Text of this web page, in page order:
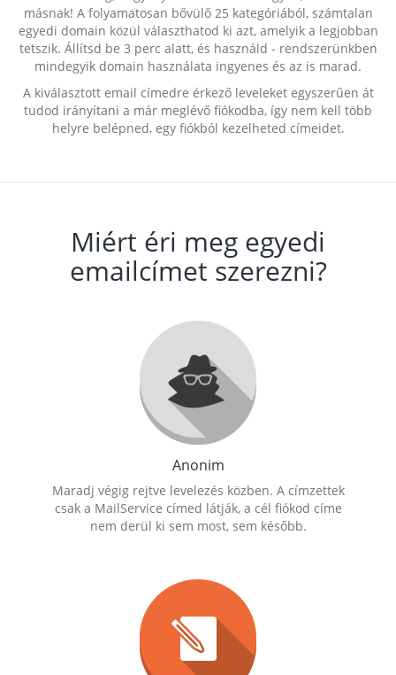
másnak! A folyamatosan bővülő 25 kategóriából, számtalan
egyedi domain közül választhatod ki azt, amelyik a legjobban
tetszik. Állítsd be 3 perc alatt, és használd - rendszerünkben
mindegyik domain használata ingyenes és az is marad.
A kiválasztott email címedre érkező leveleket egyszerűen át
tudod irányítani a már meglévő fiókodba, így nem kell több
helyre belépned, egy fiókból kezelheted címeidet.
Miért éri meg egyedi
emailcímet szerezni?
Anonim
Maradj végig rejtve levelezés közben. A címzettek
csak a MailService címed látják, a cél fiókod címe
nem derül ki sem most, sem később.